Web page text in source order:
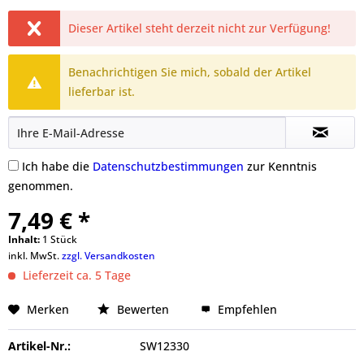
Dieser Artikel steht derzeit nicht zur Verfügung!
Benachrichtigen Sie mich, sobald der Artikel
lieferbar ist.
Ich habe die Datenschutzbestimmungen zur Kenntnis
genommen.
7,49 € *
Inhalt: 1 Stück
inkl. MwSt.zzgl. Versandkosten
Lieferzeit ca. 5 Tage
Merken Bewerten Empfehlen
Artikel-Nr.: SW12330